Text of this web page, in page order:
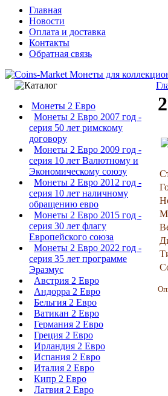
Главная
Новости
Оплата и доставка
Контакты
Обратная связь
Монеты 2 Евро
Монеты 2 Евро 2007 год -
серия 50 лет римскому
договору
Монеты 2 Евро 2009 год -
серия 10 лет Валютному и
Экономическому союзу
Монеты 2 Евро 2012 год -
серия 10 лет наличному
обращению евро
Монеты 2 Евро 2015 год -
серия 30 лет флагу
Европейского союза
Монеты 2 Евро 2022 год -
серия 35 лет программе
Эразмус
Австрия 2 Евро
Андорра 2 Евро
Бельгия 2 Евро
Ватикан 2 Евро
Германия 2 Евро
Греция 2 Евро
Ирландия 2 Евро
Испания 2 Евро
Италия 2 Евро
Кипр 2 Евро
Латвия 2 Евро